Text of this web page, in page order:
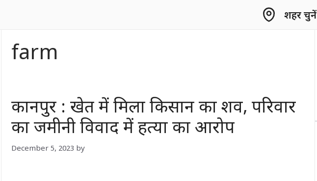
शहर चुनें
farm
कानपुर : खेत में मिला किसान का शव, परिवार
का जमीनी विवाद में हत्या का आरोप
December 5, 2023 by